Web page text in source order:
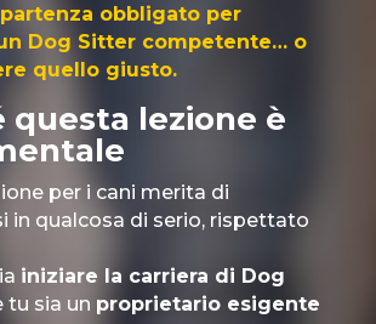
partenza obbligato per
Dog Sitter competente… o
quello giusto.
questa lezione è
per i cani merita di
in qualcosa di serio, rispettato
iniziare la carriera di Dog
tu sia un proprietario esigente